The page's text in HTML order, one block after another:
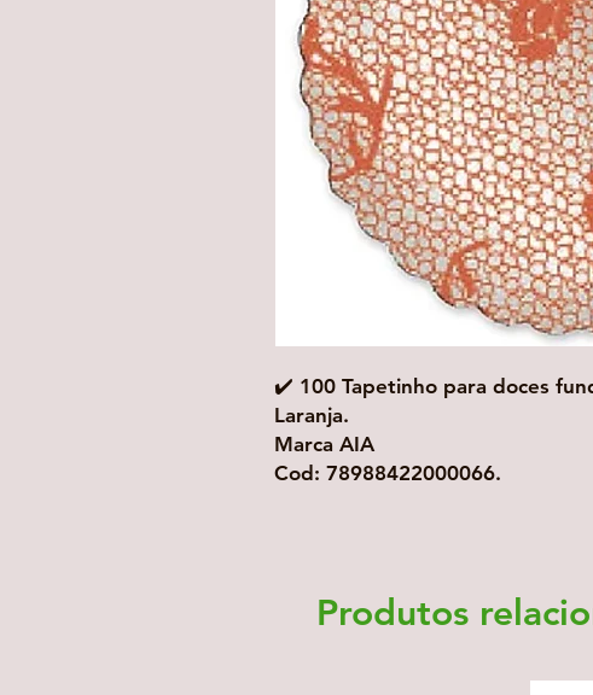
✔️ 100 Tapetinho para doces
Laranja.
Marca AIA
Cod: 78988422000066.
Produtos